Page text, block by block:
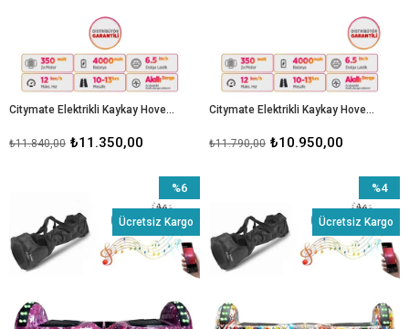
Citymate Elektrikli Kaykay Hoverboard 6.5 Inch Ledli Model - Siyah
₺11.350,00
₺11.840,00
Citymate Elektrikli Kaykay Hoverboard Bluetooth Hoparlörlü 6.5 Inch Grafiti Desenli Çanta Hediye D13
₺10.950,00
₺11.790,00
%6
İndirim
%6İndirim
Ücretsiz Kargo
%4
İndirim
Ücretsiz Kargo